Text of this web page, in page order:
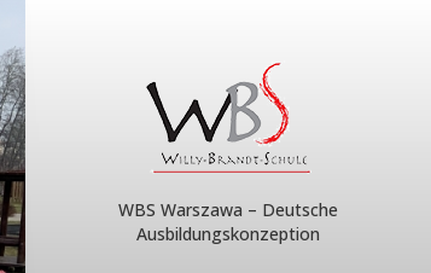
WBS Warszawa – Deutsche
Ausbildungskonzeption